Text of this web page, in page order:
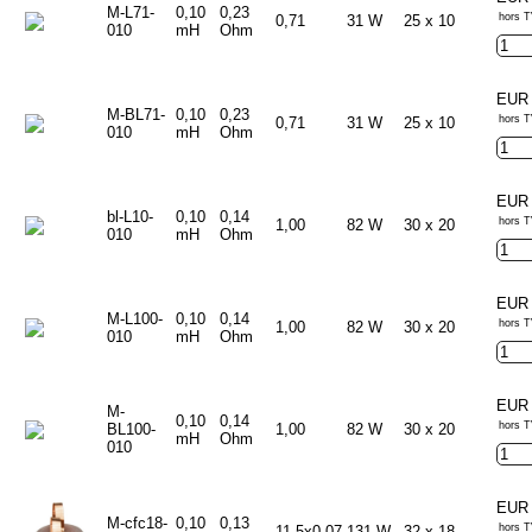
M-L71-
010
0,10
mH
0,23
Ohm
0,71 31 W 25 x 10 hors
M-BL71-
010
0,10
mH
0,23
Ohm
0,71 31 W 25 x 10 hors
bl-L10-
010
0,10
mH
0,14
Ohm
1,00 82 W 30 x 20 hors
M-L100-
010
0,10
mH
0,14
Ohm
1,00 82 W 30 x 20 hors
M-
BL100-
010
0,10
mH
0,14
Ohm
1,00 82 W 30 x 20 hors
M-cfc18- 0,10
0,13
hors